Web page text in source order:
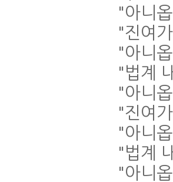
"아니
"진여
"아니
" 법계
"아니
"진여
"아니
" 법계
"아니